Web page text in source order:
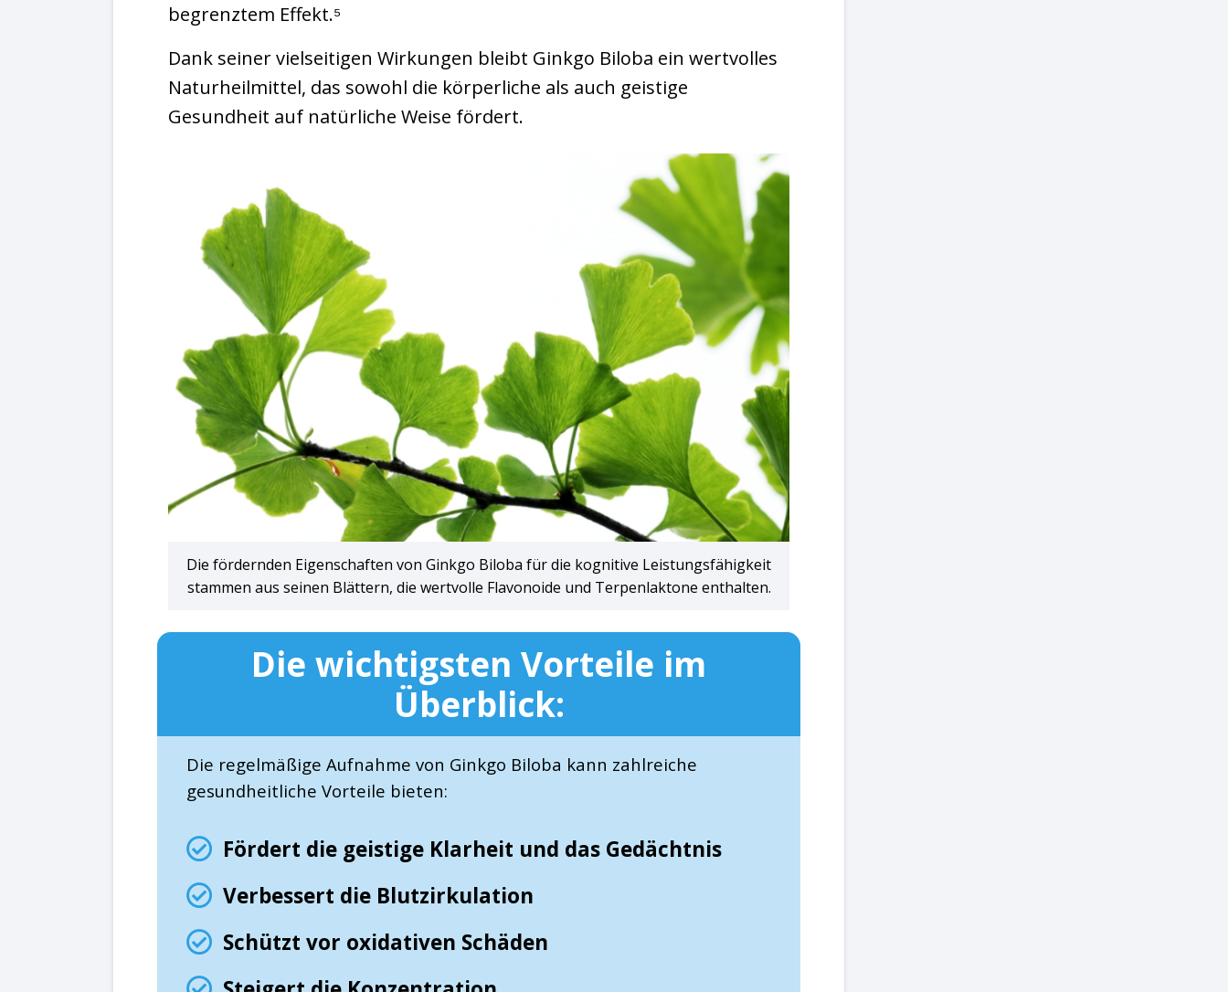
begrenztem Effekt.⁵
Dank seiner vielseitigen Wirkungen bleibt Ginkgo Biloba ein wertvolles
Naturheilmittel, das sowohl die körperliche als auch geistige
Gesundheit auf natürliche Weise fördert.
Die fördernden Eigenschaften von Ginkgo Biloba für die kognitive Leistungsfähigkeit
stammen aus seinen Blättern, die wertvolle Flavonoide und Terpenlaktone enthalten.
Die wichtigsten Vorteile im
Überblick:
Die regelmäßige Aufnahme von Ginkgo Biloba kann zahlreiche
gesundheitliche Vorteile bieten:
Fördert die geistige Klarheit und das Gedächtnis
Verbessert die Blutzirkulation
Schützt vor oxidativen Schäden